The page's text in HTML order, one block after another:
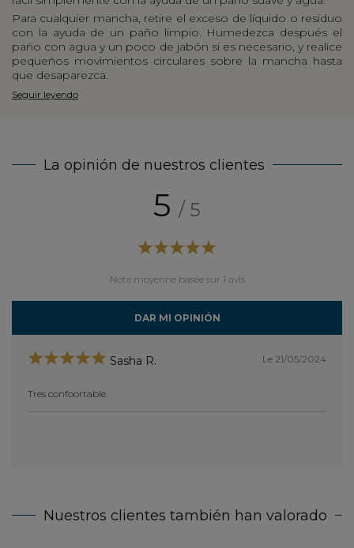
Para cualquier mancha, retire el exceso de líquido o residuo
con la ayuda de un paño limpio. Humedezca después el
paño con agua y un poco de jabón si es necesario, y realice
pequeños movimientos circulares sobre la mancha hasta
que desaparezca.
Seguir leyendo
La opinión de nuestros clientes
5 / 5
Note moyenne basée sur 1 avis
DAR MI OPINIÓN
Sasha R. Le 21/05/2024
Tres confoortable.
Nuestros clientes también han valorado